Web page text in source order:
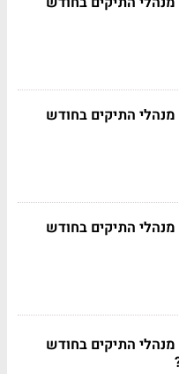
התיקים בחודש
התיקים בחודש
התיקים בחודש